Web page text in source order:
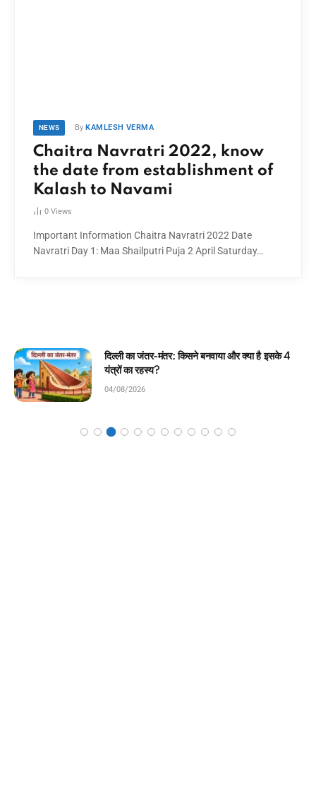
NEWS By KAMLESH VERMA
Chaitra Navratri 2022, know
the date from establishment of
Kalash to Navami
0 Views
Important Information Chaitra Navratri 2022 Date
Navratri Day 1: Maa Shailputri Puja 2 April Saturday…
और क्या है इसके 4
घमंडी मोर और समझदार चिड़िया: